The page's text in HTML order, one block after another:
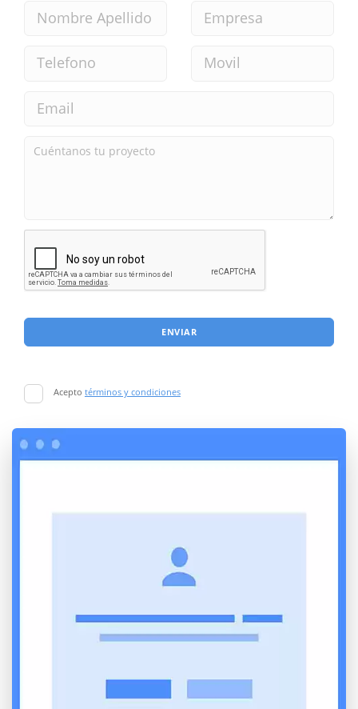
ENVIAR
Acepto términos y condiciones